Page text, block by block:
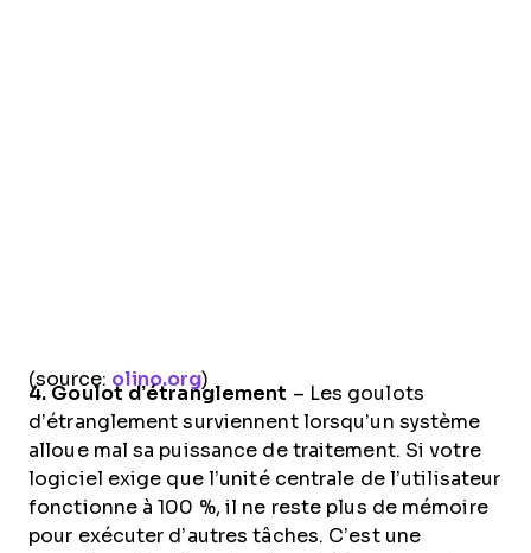
(source: olino.org)
4. Goulot d’étranglement – Les goulots
d’étranglement surviennent lorsqu’un système
alloue mal sa puissance de traitement. Si votre
logiciel exige que l’unité centrale de l’utilisateur
fonctionne à 100 %, il ne reste plus de mémoire
pour exécuter d’autres tâches. C’est une